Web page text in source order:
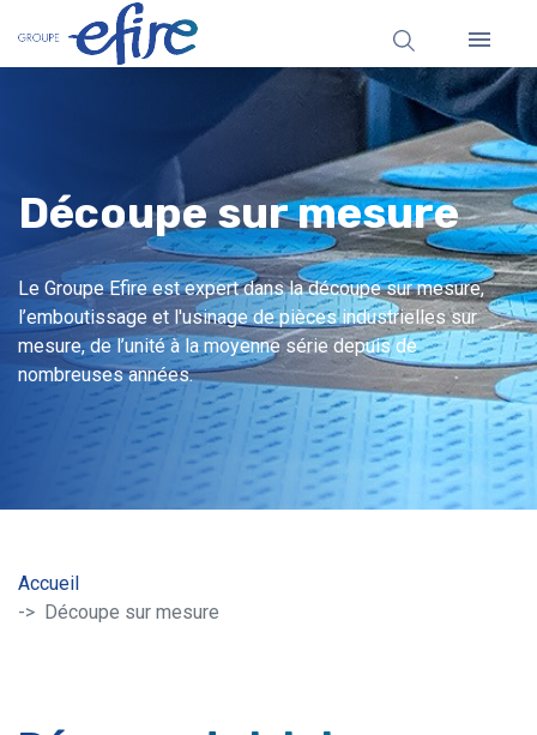

Découpe sur mesure
Le Groupe Efire est expert dans la découpe sur mesure,
l’emboutissage et l'usinage de pièces industrielles sur
mesure, de l’unité à la moyenne série depuis de
nombreuses années.
Accueil
Découpe sur mesure